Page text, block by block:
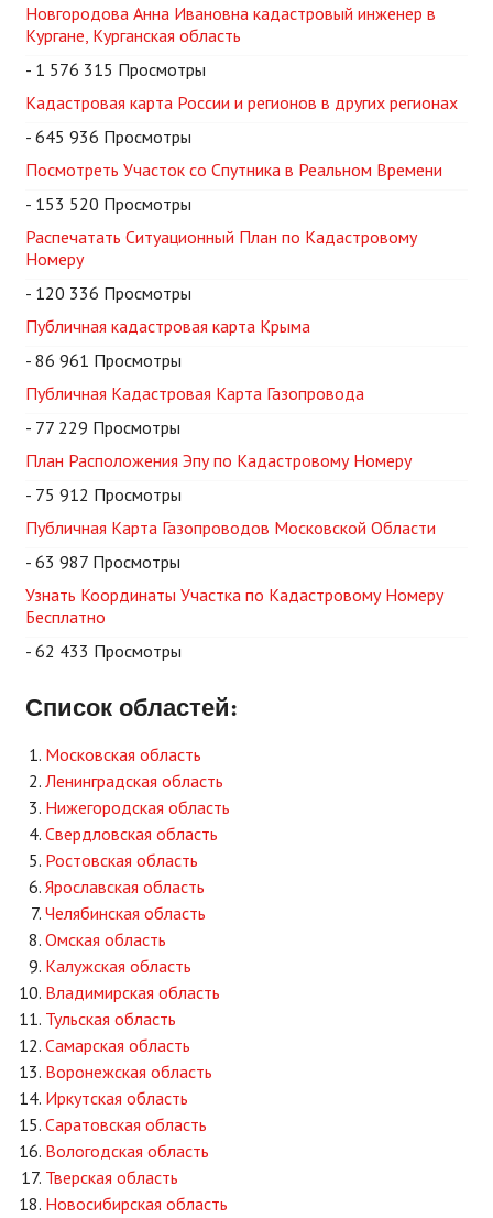
Новгородова Анна Ивановна кадастровый инженер в
Кургане, Курганская область
- 1 576 315 Просмотры
Кадастровая карта России и регионов в других регионах
- 645 936 Просмотры
Посмотреть Участок со Спутника в Реальном Времени
- 153 520 Просмотры
Распечатать Ситуационный План по Кадастровому
Номеру
- 120 336 Просмотры
Публичная кадастровая карта Крыма
- 86 961 Просмотры
Публичная Кадастровая Карта Газопровода
- 77 229 Просмотры
План Расположения Эпу по Кадастровому Номеру
- 75 912 Просмотры
Публичная Карта Газопроводов Московской Области
- 63 987 Просмотры
Узнать Координаты Участка по Кадастровому Номеру
Бесплатно
- 62 433 Просмотры
Список областей:
Московская область
Ленинградская область
Нижегородская область
Свердловская область
Ростовская область
Ярославская область
Челябинская область
Омская область
Калужская область
Владимирская область
Тульская область
Самарская область
Воронежская область
Иркутская область
Саратовская область
Вологодская область
Тверская область
Новосибирская область